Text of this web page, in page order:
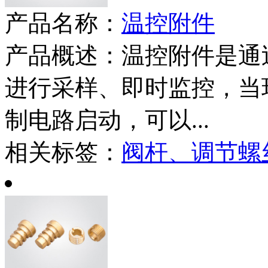
产品名称： 温控附件
产品概述： 温控附件是
进行采样、即时监控，
制电路启动，可以...
相关标签： 阀杆、调节螺